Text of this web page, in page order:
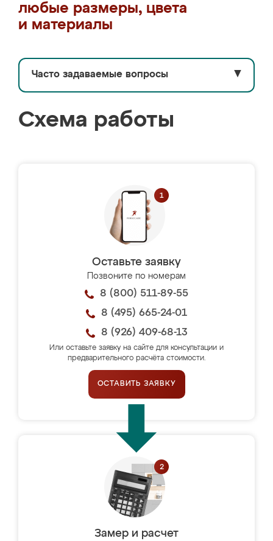
любые размеры, цвета
и материалы
Часто задаваемые вопросы ▼
Схема работы
Оставьте заявку
Позвоните по номерам
8 (800) 511-89-55
8 (495) 665-24-01
8 (926) 409-68-13
Или оставьте заявку на сайте для консультации и
предварительного расчёта стоимости.
ОСТАВИТЬ ЗАЯВКУ
Замер и расчет